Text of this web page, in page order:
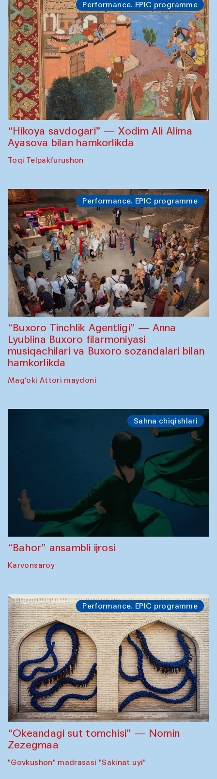
Performance. EPIC programme
“Hikoya savdogari” — Xodim Ali Alima
Ayasova bilan hamkorlikda
Toqi Telpakfurushon
Performance. EPIC programme
“Buxoro Tinchlik Agentligi” — Anna
Lyublina Buxoro filarmoniyasi
musiqachilari va Buxoro sozandalari bilan
hamkorlikda
Mag‘oki Attori maydoni
Sahna chiqishlari
“Bahor” ansambli ijrosi
Karvonsaroy
Performance. EPIC programme
“Okeandagi sut tomchisi” — Nomin
Zezegmaa
"Govkushon" madrasasi "Sakinat uyi"